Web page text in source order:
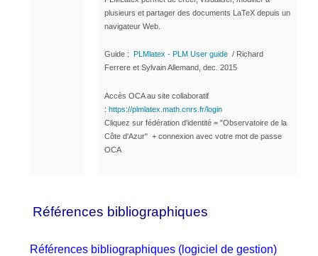
plusieurs et partager des documents LaTeX depuis un
navigateur Web.
Guide : PLMlatex - PLM User guide / Richard
Ferrere et Sylvain Allemand, dec. 2015
Accès OCA au site collaboratif
: https://plmlatex.math.cnrs.fr/login
Cliquez sur fédération d'identité = "Observatoire de la
Côte d'Azur" + connexion avec votre mot de passe
OCA
Références bibliographiques
Références bibliographiques (logiciel de gestion)